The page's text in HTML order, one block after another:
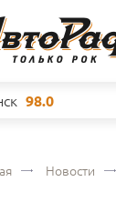
98.0
Новости